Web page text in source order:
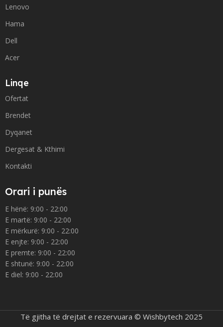
Lenovo
Hama
Dell
Acer
Linqe
Ofertat
Brendet
Dyqanet
Dergesat & Kthimi
Kontakti
Orari i punës
E hënë: 9:00 - 22:00
E martë: 9:00 - 22:00
E mërkurë: 9:00 - 22:00
E enjte: 9:00 - 22:00
E premte: 9:00 - 22:00
E shtunë: 9:00 - 22:00
E diel: 9:00 - 22:00
Të gjitha të drejtat e rezervuara © Wishbytech 2025